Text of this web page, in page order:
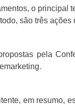
o principal
são três
pela
em resumo,